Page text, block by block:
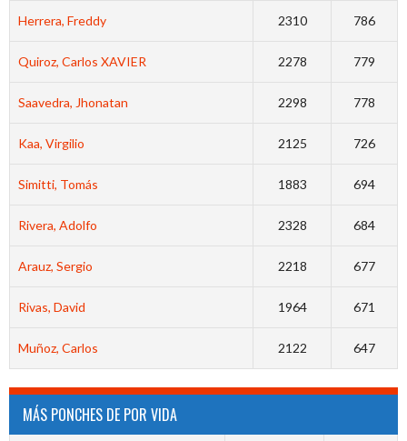
Herrera, Freddy 2310 786
Quiroz, Carlos XAVIER 2278 779
Saavedra, Jhonatan 2298 778
Kaa, Virgilio 2125 726
Simitti, Tomás 1883 694
Rivera, Adolfo 2328 684
Arauz, Sergio 2218 677
Rivas, David 1964 671
Muñoz, Carlos 2122 647
MÁS PONCHES DE POR VIDA